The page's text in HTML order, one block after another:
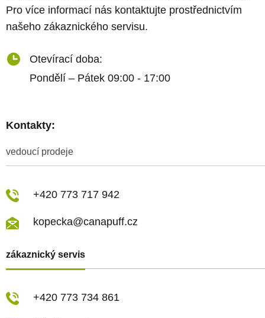
Pro více informací nás kontaktujte prostřednictvím
našeho zákaznického servisu.
Otevírací doba:
Pondělí – Pátek 09:00 - 17:00
Kontakty:
zákaznický servis
vedoucí prodeje
+420 773 717 942
kopecka@canapuff.cz
+420 773 734 861